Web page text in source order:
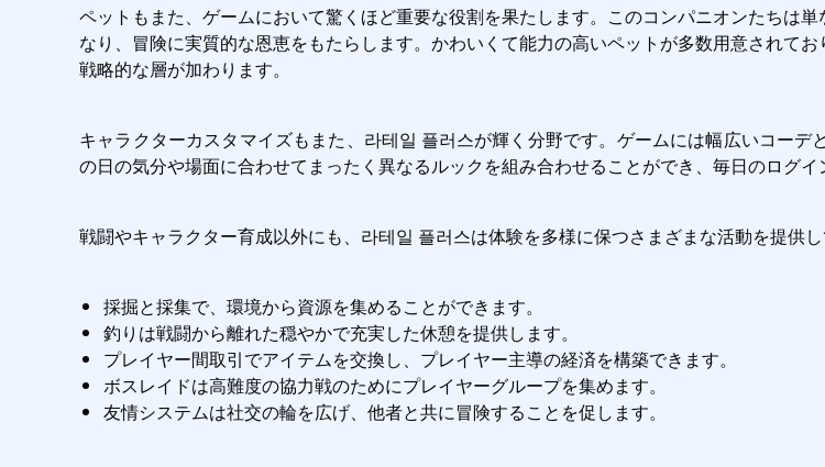
ペットもまた、ゲームにおいて驚くほど重要な役割を果たします。このコンパニオンたちは
なり、冒険に実質的な恩恵をもたらします。かわいくて能力の高いペットが多数用意されて
戦略的な層が加わります。
キャラクターカスタマイズもまた、라테일 플러스が輝く分野です。ゲームには幅広いコー
の日の気分や場面に合わせてまったく異なるルックを組み合わせることができ、毎日のログイ
戦闘やキャラクター育成以外にも、라테일 플러스は体験を多様に保つさまざまな活動を提供
採掘と採集で、環境から資源を集めることができます。
釣りは戦闘から離れた穏やかで充実した休憩を提供します。
プレイヤー間取引でアイテムを交換し、プレイヤー主導の経済を構築できます。
ボスレイドは高難度の協力戦のためにプレイヤーグループを集めます。
友情システムは社交の輪を広げ、他者と共に冒険することを促します。